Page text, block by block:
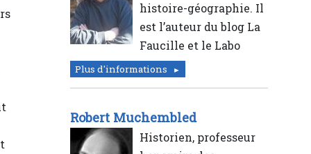
histoire-géographie. Il
est l’auteur du blog La
Faucille et le Labo
Plus d'informations
Robert Muchembled
Historien, professeur